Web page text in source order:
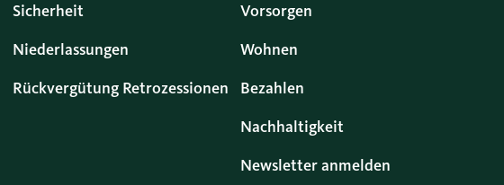
Sicherheit
Niederlassungen
Rückvergütung Retrozessionen
Vorsorgen
Wohnen
Bezahlen
Nachhaltigkeit
Newsletter anmelden